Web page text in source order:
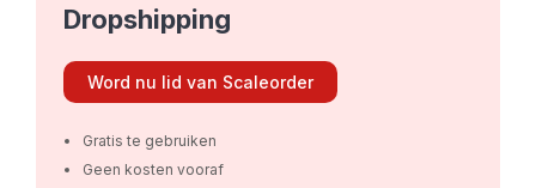
Dropshipping
Word nu lid van Scaleorder
Gratis te gebruiken
Geen kosten vooraf